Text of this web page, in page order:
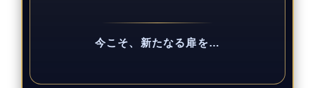
今こそ、新たなる扉を…